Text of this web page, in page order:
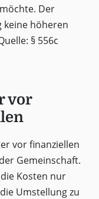
Der
höheren
§ 556c
vor
vor finanziellen
Gemeinschaft.
Kosten nur
Umstellung zu